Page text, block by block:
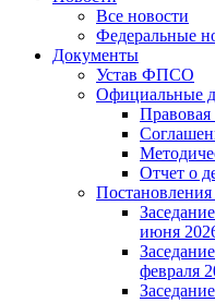
Все новости
Федеральные
Документы
Устав ФПСО
Официальные
Правовая
Отчет о
июня
февраля